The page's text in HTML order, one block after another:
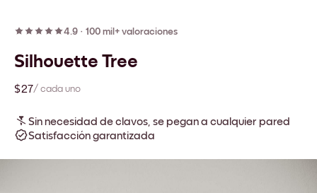
4.9 · 100 mil+ valoraciones
Silhouette Tree
$27/ cada uno
Sin necesidad de clavos, se pegan a cualquier pared
Satisfacción garantizada